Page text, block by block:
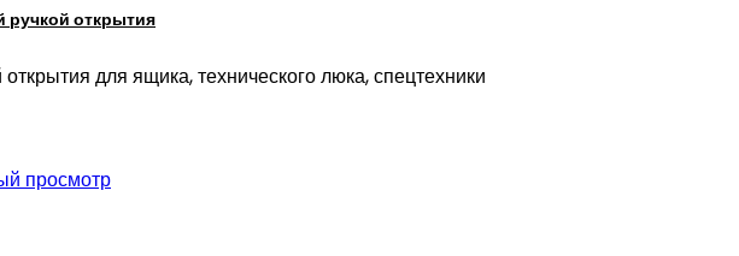
ручкой открытия
для ящика, технического люка, спецтехники
просмотр